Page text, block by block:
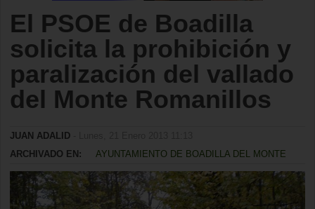
El PSOE de Boadilla
solicita la prohibición y
paralización del vallado
del Monte Romanillos
JUAN ADALID
ARCHIVADO EN:
AYUNTAMIENTO DE BOADILLA DEL MONTE